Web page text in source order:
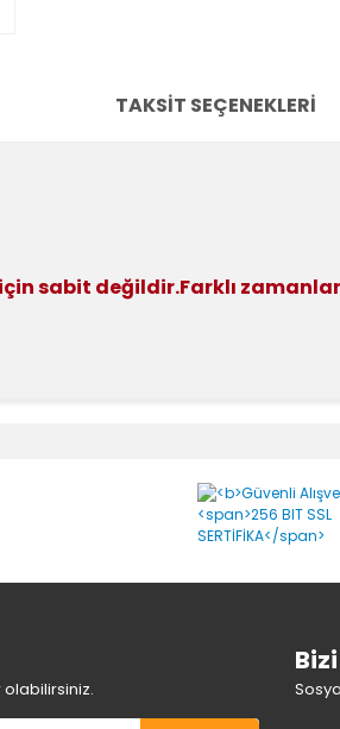
TAKSIT SEÇENEKLERI
sabit değildir.Farklı